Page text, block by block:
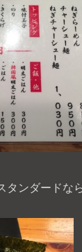
タンダードな